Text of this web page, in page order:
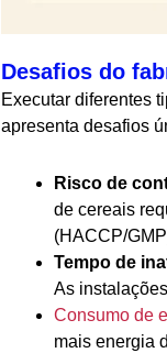
Desafios do
Executar diferentes
apresenta desafios
Risco de
de cereais
(HACCP/
Tempo de
As
Consumo de
mais energia